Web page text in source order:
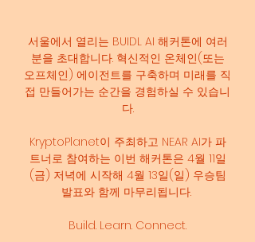
서울에서 열리는 BUIDL AI 해커톤에 여러
분을 초대합니다. 혁신적인 온체인(또는
오프체인) 에이전트를 구축하며 미래를 직
접 만들어가는 순간을 경험하실 수 있습니
다.
KryptoPlanet이 주최하고 NEAR AI가 파
트너로 참여하는 이번 해커톤은 4월 11일
(금) 저녁에 시작해 4월 13일(일) 우승팀
발표와 함께 마무리됩니다.
Build. Learn. Connect.